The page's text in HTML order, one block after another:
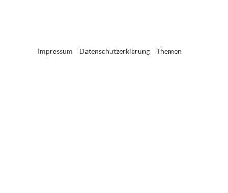
Impressum Datenschutzerklärung Themen